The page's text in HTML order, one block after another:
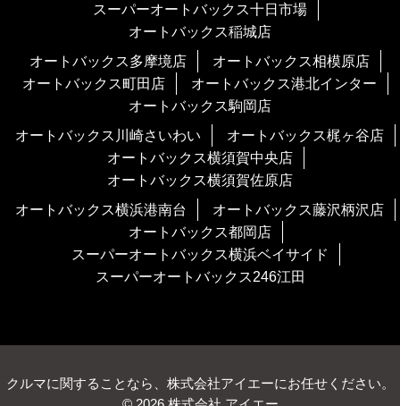
スーパーオートバックス十日市場
オートバックス稲城店
オートバックス多摩境店
オートバックス相模原店
オートバックス町田店
オートバックス港北インター
オートバックス駒岡店
オートバックス川崎さいわい
オートバックス梶ヶ谷店
オートバックス横須賀中央店
オートバックス横須賀佐原店
オートバックス横浜港南台
オートバックス藤沢柄沢店
オートバックス都岡店
スーパーオートバックス横浜ベイサイド
スーパーオートバックス246江田
クルマに関することなら、株式会社アイエーにお任せください。